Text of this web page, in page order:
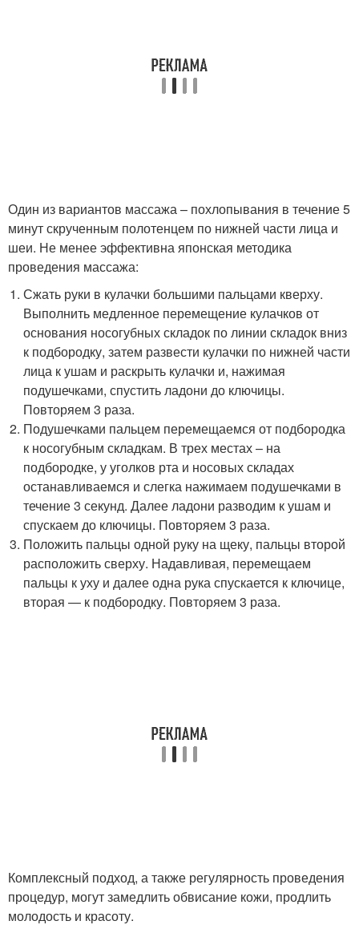
Один из вариантов массажа – похлопывания в течение 5
минут скрученным полотенцем по нижней части лица и
шеи. Не менее эффективна японская методика
проведения массажа:
Сжать руки в кулачки большими пальцами кверху.
Выполнить медленное перемещение кулачков от
основания носогубных складок по линии складок вниз
к подбородку, затем развести кулачки по нижней части
лица к ушам и раскрыть кулачки и, нажимая
подушечками, спустить ладони до ключицы.
Повторяем 3 раза.
Подушечками пальцем перемещаемся от подбородка
к носогубным складкам. В трех местах – на
подбородке, у уголков рта и носовых складах
останавливаемся и слегка нажимаем подушечками в
течение 3 секунд. Далее ладони разводим к ушам и
спускаем до ключицы. Повторяем 3 раза.
Положить пальцы одной руку на щеку, пальцы второй
расположить сверху. Надавливая, перемещаем
пальцы к уху и далее одна рука спускается к ключице,
вторая — к подбородку. Повторяем 3 раза.
Комплексный подход, а также регулярность проведения
процедур, могут замедлить обвисание кожи, продлить
молодость и красоту.